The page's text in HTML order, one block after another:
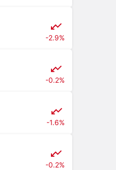
-2.9%
-0.2%
-1.6%
-0.2%